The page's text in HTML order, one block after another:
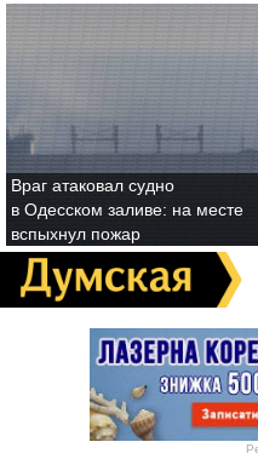
Враг атаковал судно
в Одесском заливе: на месте
вспыхнул пожар